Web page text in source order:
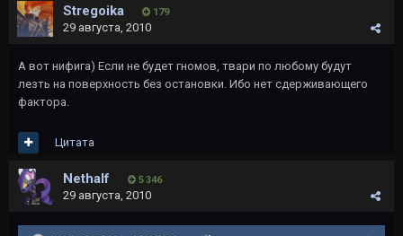
Stregoika 179
29 августа, 2010
А вот нифига) Если не будет гномов, твари по любому будут
лезть на поверхность без остановки. Ибо нет сдерживающего
фактора.
Цитата
Nethalf 5 346
29 августа, 2010